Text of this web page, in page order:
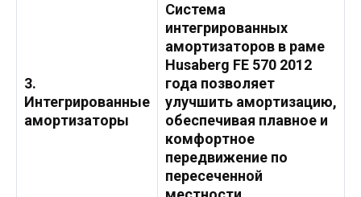
3.
Интегрированные
амортизаторы
Система
интегрированных
амортизаторов в раме
Husaberg FE 570 2012
года позволяет
улучшить амортизацию,
обеспечивая плавное и
комфортное
передвижение по
пересеченной